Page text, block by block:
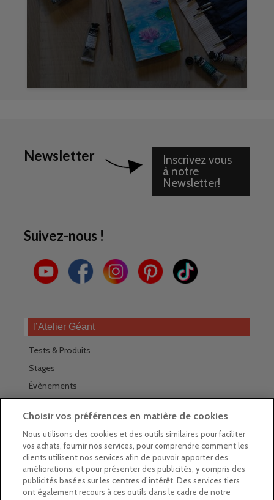
Newsletter
Inscrivez vous
à notre
Newsletter!
Suivez-nous !
l’Atelier Géant
Tests & Produits
Stages
Évènements
Trouver nos magasins
La newsletter des magasins
Feuilleter le Guide
Gratuit : intégrer le Guide
Choisir vos préférences en matière de cookies
Nous utilisons des cookies et des outils similaires pour faciliter
vos achats, fournir nos services, pour comprendre comment les
clients utilisent nos services afin de pouvoir apporter des
améliorations, et pour présenter des publicités, y compris des
publicités basées sur les centres d’intérêt. Des services tiers
ont également recours à ces outils dans le cadre de notre